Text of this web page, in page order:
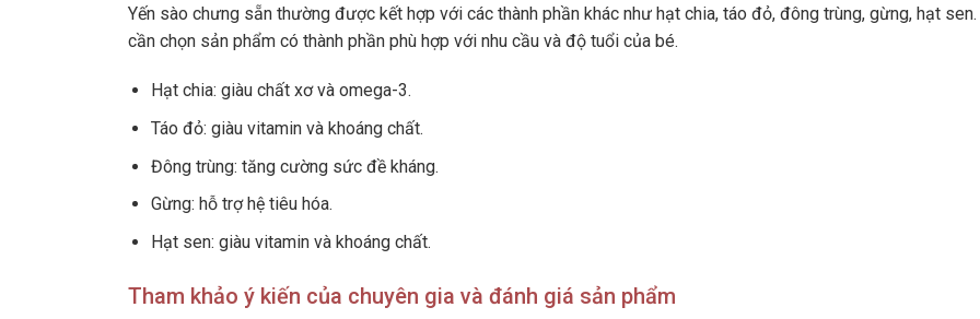
Yến sào chưng sẵn thường được kết hợp với các thành phần khác như hạt chia, táo đỏ, đông trùng, gừng, hạt sen.
cần chọn sản phẩm có thành phần phù hợp với nhu cầu và độ tuổi của bé.
Hạt chia: giàu chất xơ và omega-3.
Táo đỏ: giàu vitamin và khoáng chất.
Đông trùng: tăng cường sức đề kháng.
Gừng: hỗ trợ hệ tiêu hóa.
Hạt sen: giàu vitamin và khoáng chất.
Tham khảo ý kiến của chuyên gia và đánh giá sản phẩm